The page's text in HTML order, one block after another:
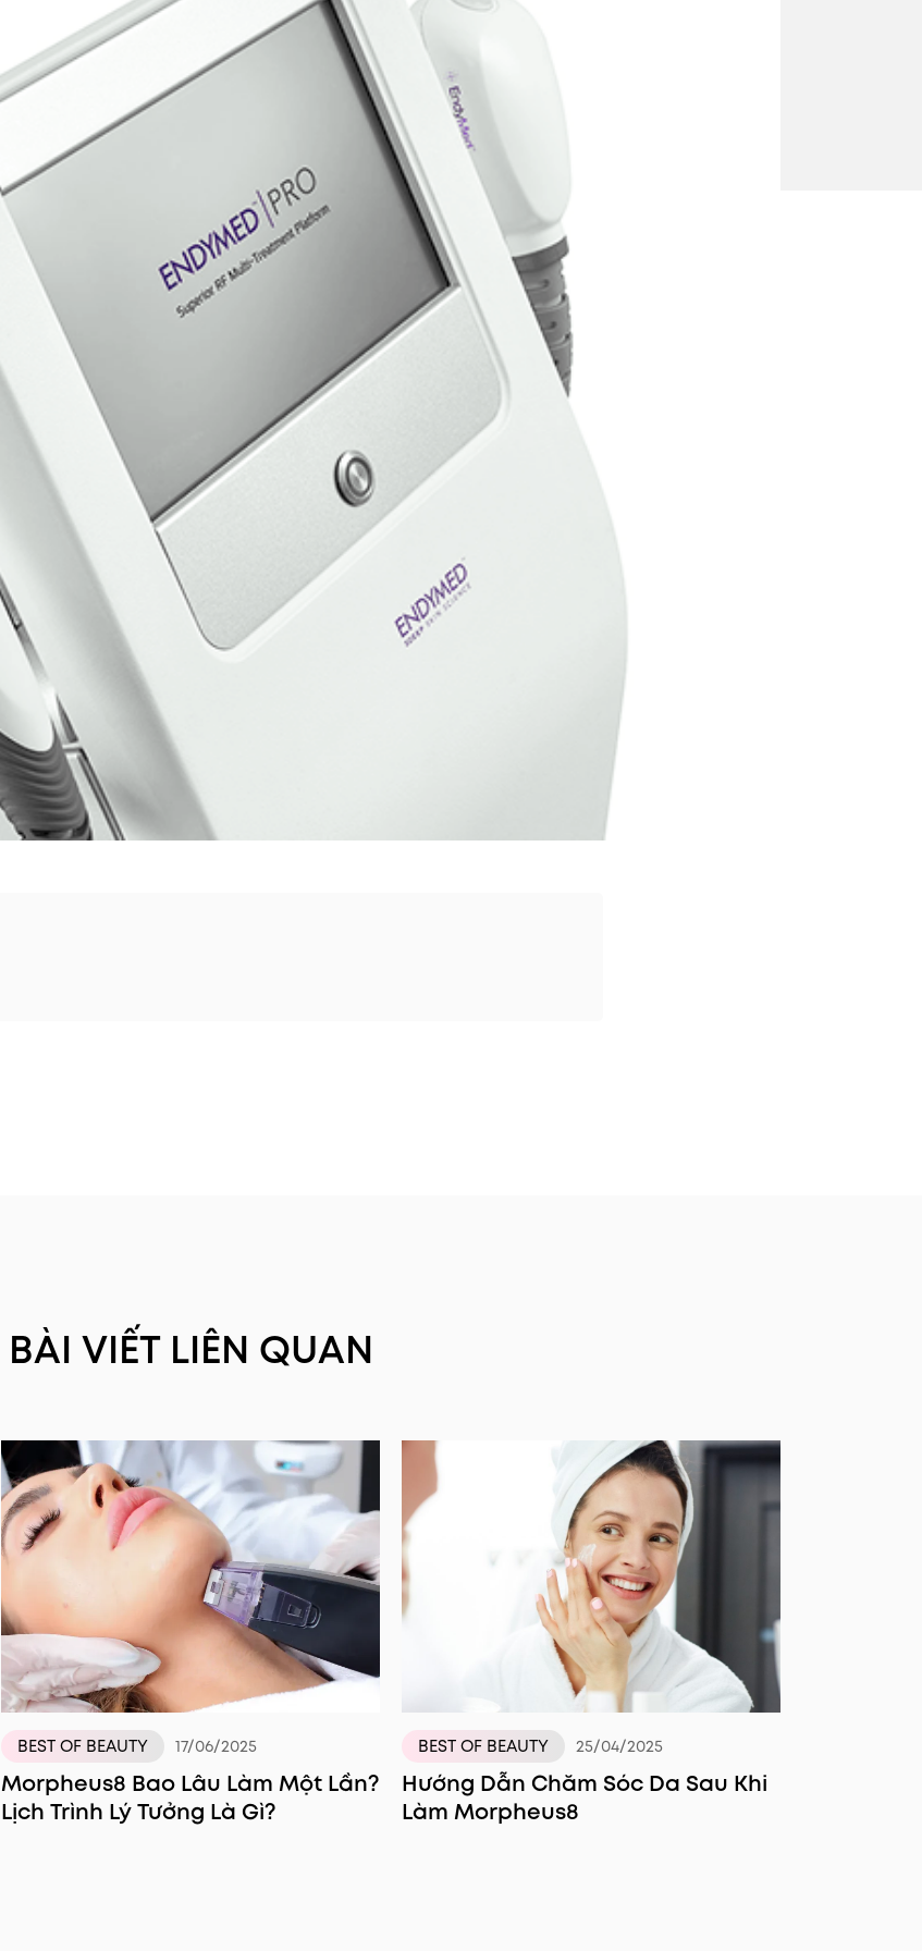
BÀI VIẾT LIÊN QUAN
BEST OF BEAUTY 17/06/2025
Morpheus8 Bao Lâu Làm Một Lần?
Lịch Trình Lý Tưởng Là Gì?
BEST OF BEAUTY 25/04/2025
Hướng Dẫn Chăm Sóc Da Sau Khi
Làm Morpheus8